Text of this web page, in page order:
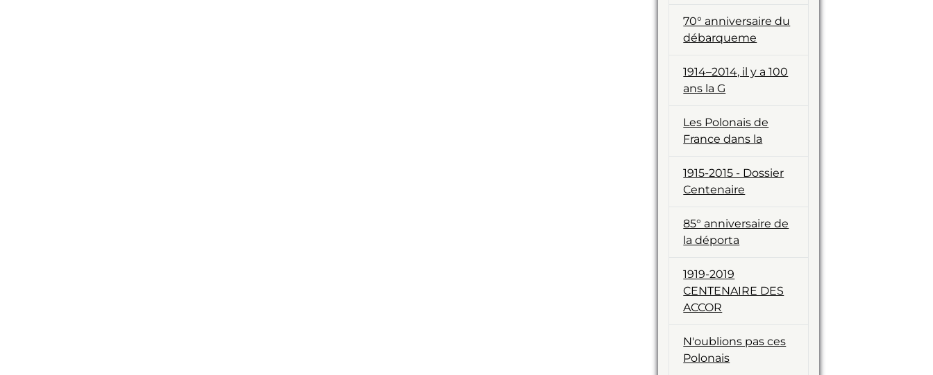
70° anniversaire du
débarqueme
1914–2014, il y a 100
ans la G
Les Polonais de
France dans la
1915-2015 - Dossier
Centenaire
85° anniversaire de
la déporta
1919-2019
CENTENAIRE DES
ACCOR
N'oublions pas ces
Polonais